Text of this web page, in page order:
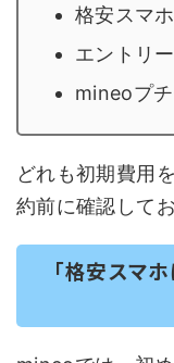
格安スマ
エントリ
mineoプ
どれも初期費用
約前に確認して
「格安スマ